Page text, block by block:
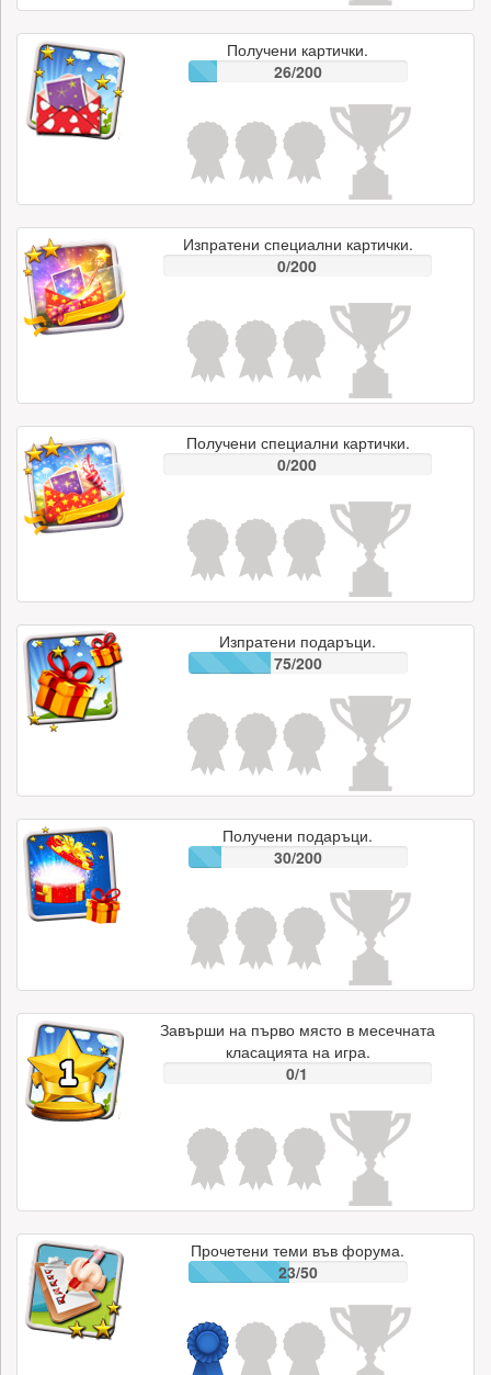
Получени картички.
26/200
Изпратени специални картички.
0/200
Получени специални картички.
0/200
Изпратени подаръци.
75/200
Получени подаръци.
30/200
Завърши на първо място в месечната
класацията на игра.
0/1
Прочетени теми във форума.
23/50